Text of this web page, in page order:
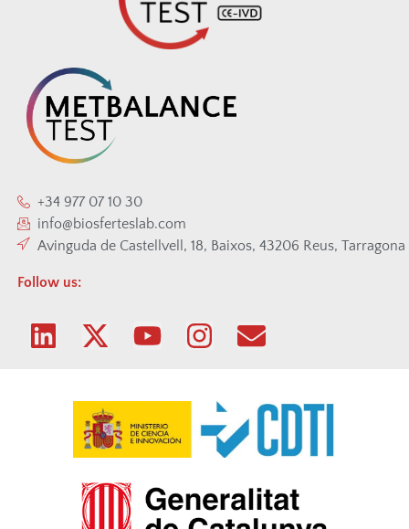
+34 977 07 10 30
info@biosferteslab.com
Avinguda de Castellvell, 18, Baixos, 43206 Reus, Tarragona
Follow us: